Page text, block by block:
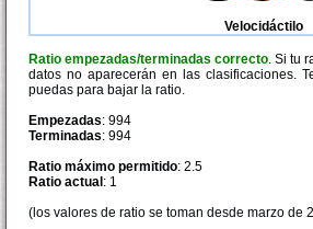
Velocidáctilo
Ratio empezadas/terminadas correcto. Si tu
datos no aparecerán en las clasificaciones.
puedas para bajar la ratio.
Empezadas: 994
Terminadas: 994
Ratio máximo permitido: 2.5
Ratio actual : 1
(los valores de ratio se toman desde marzo de